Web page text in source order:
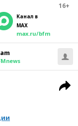
16+
Канал в
MAX
max.ru/bfm